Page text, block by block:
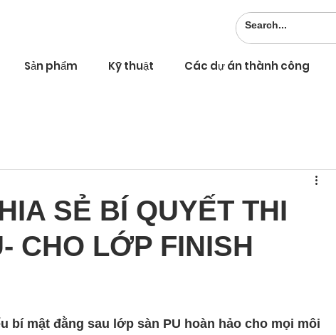
Sản phẩm Kỹ thuật Các dự án thành công
SẺ BÍ QUYẾT THI
CHO LỚP FINISH
bí mật đằng sau lớp sàn PU hoàn hảo cho mọi môi